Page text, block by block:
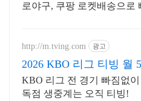
로야구, 쿠팡 로켓배송으로
착용해보세요.
http://m.tving.com 광고
2026 KBO 리그 티빙 월
부터
KBO 리그 전 경기 빠짐없이
독점 생중계는 오직 티빙!